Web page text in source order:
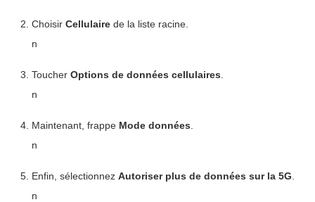
Choisir Cellulaire de la liste racine.
n
Toucher Options de données cellulaires
n
Maintenant, frappe Mode données
n
Enfin, sélectionnez Autoriser plus de données sur la 5G
n